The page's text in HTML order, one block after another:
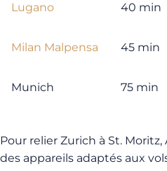
Lugano 40 min
Milan Malpensa 45 min
Munich 75 min
Pour relier Zurich à St. Moritz,
des appareils adaptés aux